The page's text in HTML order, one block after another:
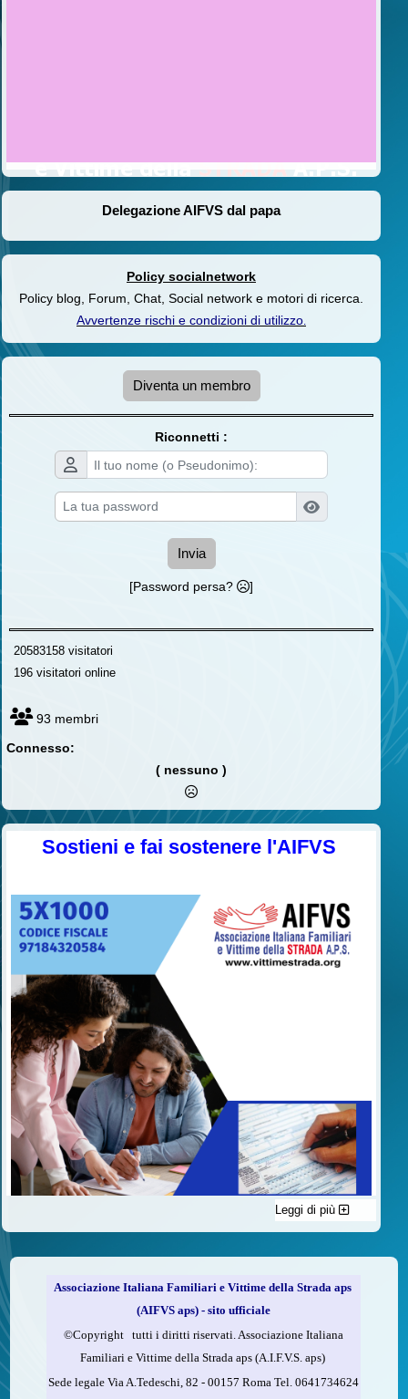
Delegazione AIFVS dal papa
Policy socialnetwork
Policy blog, Forum, Chat, Social network e motori di ricerca.
Avvertenze rischi e condizioni di utilizzo.
Diventa un membro
Riconnetti :
Invia
[Password persa? ]
20583158 visitatori
196 visitatori online
93 membri
Connesso:
( nessuno )
Sostieni e fai sostenere l'AIFVS
C'è un modo di contribuire alle attività dell’A.I.F.V.S. a favore
delle vittime della strada e per dare giustizia ai superstiti ed ai
loro familiari che non costa nulla: devolvere il 5 per mille della
Compila la scheda CUD o del modello 730.
Firma nel riquadro indicato come “Sostegno delle
organizzazioni non lucrative di utilità sociale, delle associazioni
Leggi di più
Associazione Italiana Familiari e Vittime della Strada aps
(AIFVS aps) - sito ufficiale
©​Copyright tutti i diritti riservati. Associazione Italiana
Familiari e Vittime della Strada aps (A.I.F.V.S. aps)
Sede legale Via A.Tedeschi, 82 - 00157 Roma Tel. 0641734624